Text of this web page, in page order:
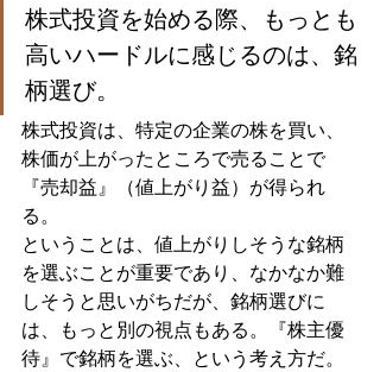
株式投資を始める際、もっとも
高いハードルに感じるのは、銘
柄選び。
株式投資は、特定の企業の株を買い、
株価が上がったところで売ることで
『売却益』（値上がり益）が得られ
る。
ということは、値上がりしそうな銘柄
を選ぶことが重要であり、なかなか難
しそうと思いがちだが、銘柄選びに
は、もっと別の視点もある。『株主優
待』で銘柄を選ぶ、という考え方だ。